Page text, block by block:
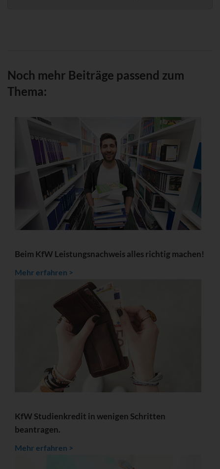
Noch mehr Beiträge passend zum
Thema:
Beim KfW Leistungsnachweis alles richtig machen!
Mehr erfahren >
KfW Studienkredit in wenigen Schritten
beantragen.
Mehr erfahren >